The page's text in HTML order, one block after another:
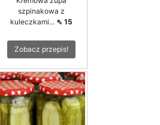
szpinakowa z
kuleczkami... ⇖ 15
Zobacz przepis!